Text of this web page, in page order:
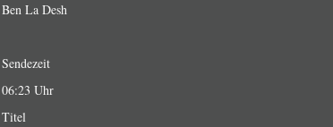
Ben La Desh
Sendezeit
06:23 Uhr
Titel